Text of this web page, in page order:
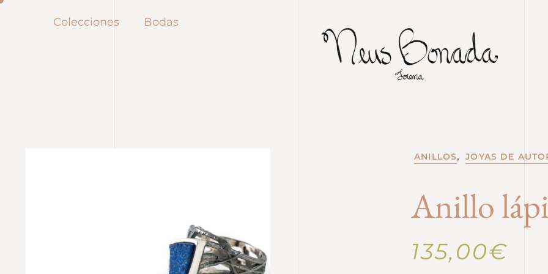
Colecciones Bodas
ANILLOS, JOYAS DE
Anillo
135,00€